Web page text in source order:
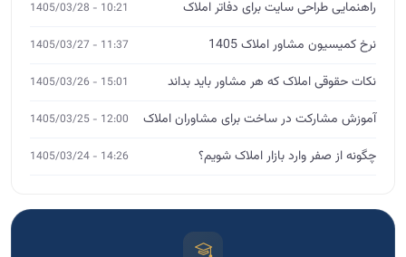
راهنمایی طراحی سایت برای دفاتر املاک 10:21 - 1405/03/28
نرخ کمیسیون مشاور املاک 1405 11:37 - 1405/03/27
نکات حقوقی املاک که هر مشاور باید بداند 15:01 - 1405/03/26
آموزش مشارکت در ساخت برای مشاوران املاک 12:00 - 1405/03/25
چگونه از صفر وارد بازار املاک شویم؟ 14:26 - 1405/03/24